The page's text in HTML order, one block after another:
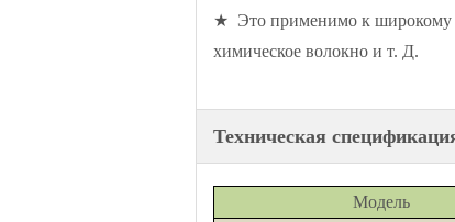
★ Это применимо к широкому
химическое волокно и т. Д.
Техническая
Модель